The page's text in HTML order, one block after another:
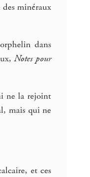
des minéraux
dans
Notes pour
ne la rejoint
mais qui ne
et ces